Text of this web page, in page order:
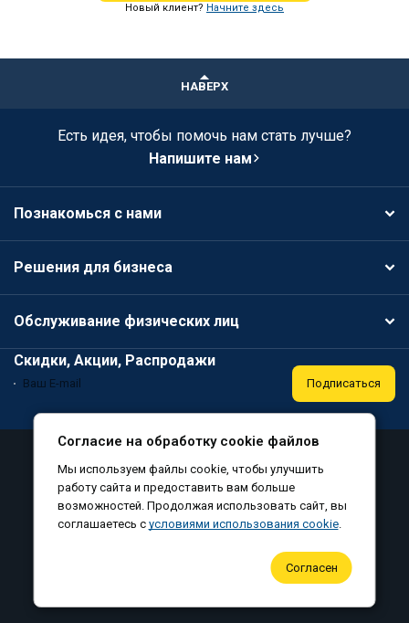
Новый клиент? Начните здесь
НАВЕРХ
Есть идея, чтобы помочь нам стать лучше?
Напишите нам
Познакомься с нами
Решения для бизнеса
Обслуживание физических лиц
Скидки, Акции, Распродажи
Подписаться
Политика конфиденциальности
Соглашение на обработку персональных данных
Согласие на обработку файлов cookie
Согласие на обработку cookie файлов
Мы используем файлы cookie, чтобы улучшить
работу сайта и предоставить вам больше
возможностей. Продолжая использовать сайт, вы
соглашаетесь с условиями использования cookie.
Согласен